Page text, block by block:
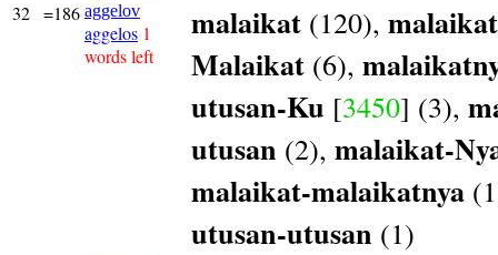
32 =186 aggelov
aggelos 1
words left
malaikat (120),
Malaikat (6),
utusan-Ku [3450] (3),
utusan (2), malaikat-
malaikat-malaikatnya
utusan-utusan (1)